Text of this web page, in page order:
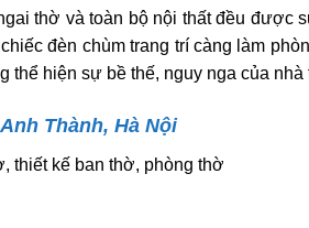
thờ và toàn bộ nội thất đều được
đèn chùm trang trí càng làm
thể hiện sự bề thế, nguy nga của nhà
Thành, Hà Nội